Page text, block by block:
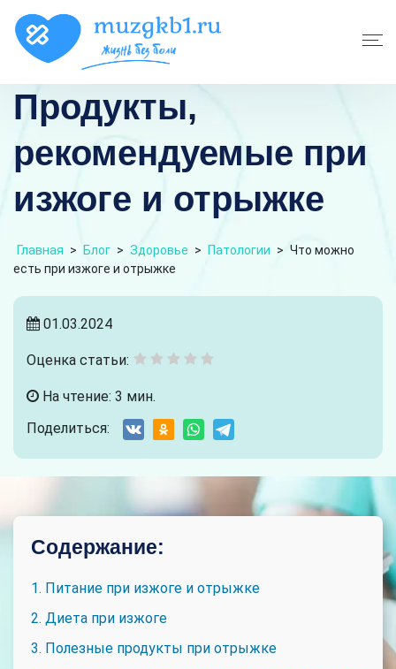
Продукты,
рекомендуемые при
изжоге и отрыжке
Главная > Блог > Здоровье > Патологии > Что можно
есть при изжоге и отрыжке
01.03.2024
Оценка статьи:
На чтение: 3 мин.
Поделиться:
Содержание:
1. Питание при изжоге и отрыжке
2. Диета при изжоге
3. Полезные продукты при отрыжке